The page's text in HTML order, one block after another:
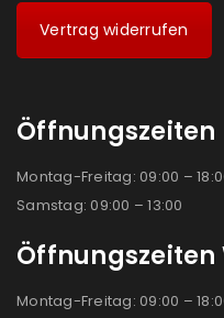
Vertrag widerrufen
Öffnungszeiten
Montag-Freitag: 09:00 –
Samstag: 09:00 – 13:00
Montag-Freitag: 09:00 –